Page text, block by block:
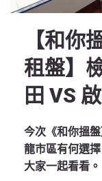
【和你
租盤】
田 VS
今次《和你搵
龍市區有何選
大家一起看看。